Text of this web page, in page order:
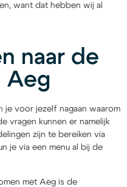
want dat hebben wij al
naar de
Aeg
je voor jezelf nagaan waarom
vragen kunnen er namelijk
zijn te bereiken via
je via een menu al bij de
met Aeg is de